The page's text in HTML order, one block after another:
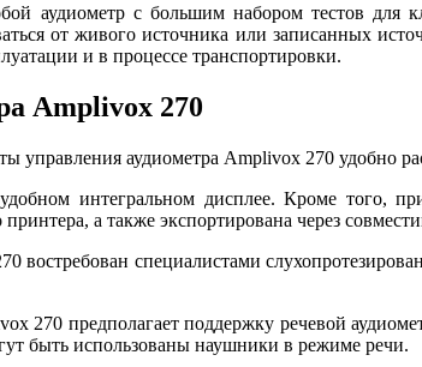
аудиометр с большим набором тестов
от живого источника или записанных
и в процессе транспортировки.
Amplivox 270
управления аудиометра Amplivox 270 удобно
интегральном дисплее. Кроме того,
а также экспортирована через
востребован специалистами
270 предполагает поддержку речевой
быть использованы наушники в режиме речи.